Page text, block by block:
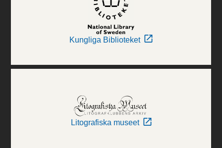
Kungliga Biblioteket
Litografiska museet